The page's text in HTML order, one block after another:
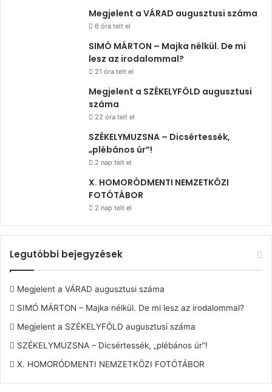
Megjelent a VÁRAD augusztusi száma
6 óra telt el
SIMÓ MÁRTON – Majka nélkül. De mi
lesz az irodalommal?
21 óra telt el
Megjelent a SZÉKELYFÖLD augusztusi
száma
22 óra telt el
SZÉKELYMUZSNA – Dicsértessék,
„plébános úr”!
2 nap telt el
X. HOMORÓDMENTI NEMZETKÖZI
FOTÓTÁBOR
2 nap telt el
Legutóbbi bejegyzések
Megjelent a VÁRAD augusztusi száma
SIMÓ MÁRTON – Majka nélkül. De mi lesz az irodalommal?
Megjelent a SZÉKELYFÖLD augusztusi száma
SZÉKELYMUZSNA – Dicsértessék, „plébános úr”!
X. HOMORÓDMENTI NEMZETKÖZI FOTÓTÁBOR